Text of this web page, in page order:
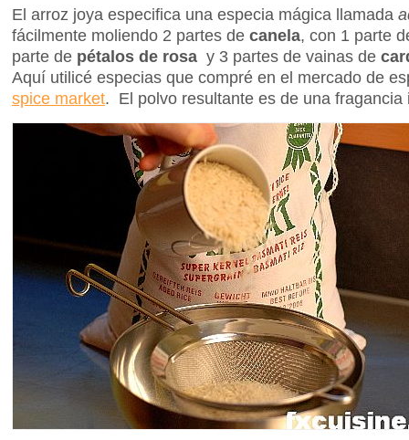
El arroz joya especifica una especia mágica llamada
fácilmente moliendo 2 partes de canela, con 1 parte
parte de pétalos de rosa y 3 partes de vainas de
Aquí utilicé especias que compré en el mercado de
spice market. El polvo resultante es de una fragancia